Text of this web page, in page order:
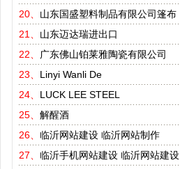
20、 山东国盛塑料制品有限公司篷布
21、 山东迈达瑞进出口
22、
广东佛山铂莱雅陶瓷有限公司
23、 Linyi Wanli De
24、 LUCK LEE STEEL
25、 解醒酒
26、 临沂网站建设 临沂网站制作
27、 临沂手机网站建设 临沂网站建设